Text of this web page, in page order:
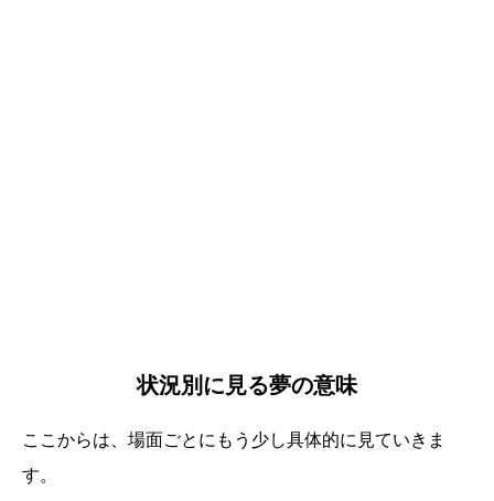
状況別に見る夢の意味
ここからは、場面ごとにもう少し具体的に見ていきま
す。